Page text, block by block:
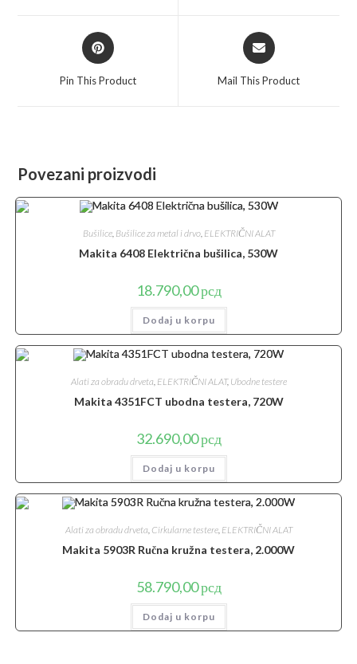
Opens
in
Pin This Product
Opens
in
Mail This Product
Povezani proizvodi
Bušilice, Bušilice za metal i drvo, ELEKTRIČNI ALAT
Makita 6408 Električna bušilica, 530W
18.790,00рсд
Dodaj u korpu
Alati za obradu drveta, ELEKTRIČNI ALAT, Ubodne testere
Makita 4351FCT ubodna testera, 720W
32.690,00рсд
Dodaj u korpu
Alati za obradu drveta, Cirkularne testere, ELEKTRIČNI ALAT
Makita 5903R Ručna kružna testera, 2.000W
58.790,00рсд
Dodaj u korpu